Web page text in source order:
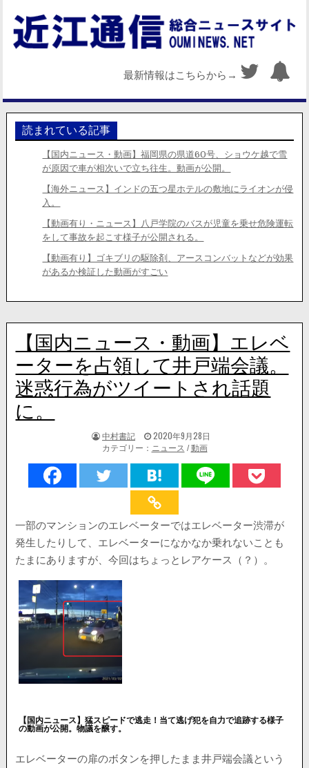
最新情報はこちらから→
読まれている記事
【国内ニュース・動画】福岡県の県道60号、ショウケ越で雪
が原因で車が相次いで立ち往生。動画が公開。
【海外ニュース】インドの五つ星ホテルの敷地にライオンが侵
入。
【動画有り・ニュース】八戸学院のバスが児童を乗せ危険運転
をして事故を起こす様子が公開される。
【動画有り】ゴキブリの駆除剤、アースコンバットなどが効果
があるか検証した動画がすごい
【国内ニュース・動画】エレベ
ーターを占領して井戸端会議。
迷惑行為がツイートされ話題
に。
著
者:
中村書記
掲
載
日：
2020年9月28日
カテゴリー： ニュース /動画
一部のマンションのエレベーターではエレベーター渋滞が
発生したりして、エレベーターになかなか乗れないことも
たまにありますが、今回はちょっとレアケース（？）。
【国内ニュース】猛スピードで逃走！当て逃げ犯を自力で追跡する様子
の動画が公開。物議を醸す。
エレベーターの扉のボタンを押したまま井戸端会議という